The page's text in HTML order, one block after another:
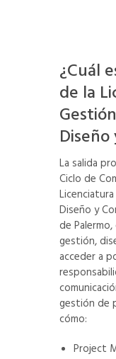
¿Cuál
de la
La salida
Ciclo de
Diseño y
de
gestión,
acceder a
gestión de
cómo:
Project